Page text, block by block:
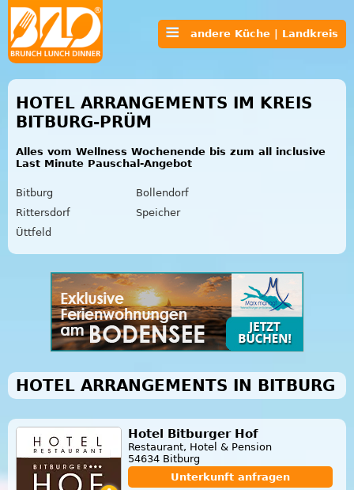
andere Küche | Landkreis
HOTEL ARRANGEMENTS IM KREIS
BITBURG-PRÜM
Alles vom Wellness Wochenende bis zum all inclusive
Last Minute Pauschal-Angebot
Bitburg
Bollendorf
Rittersdorf
Speicher
Üttfeld
HOTEL ARRANGEMENTS IN BITBURG
Hotel Bitburger Hof
Restaurant, Hotel & Pension
54634 Bitburg
Unterkunft anfragen